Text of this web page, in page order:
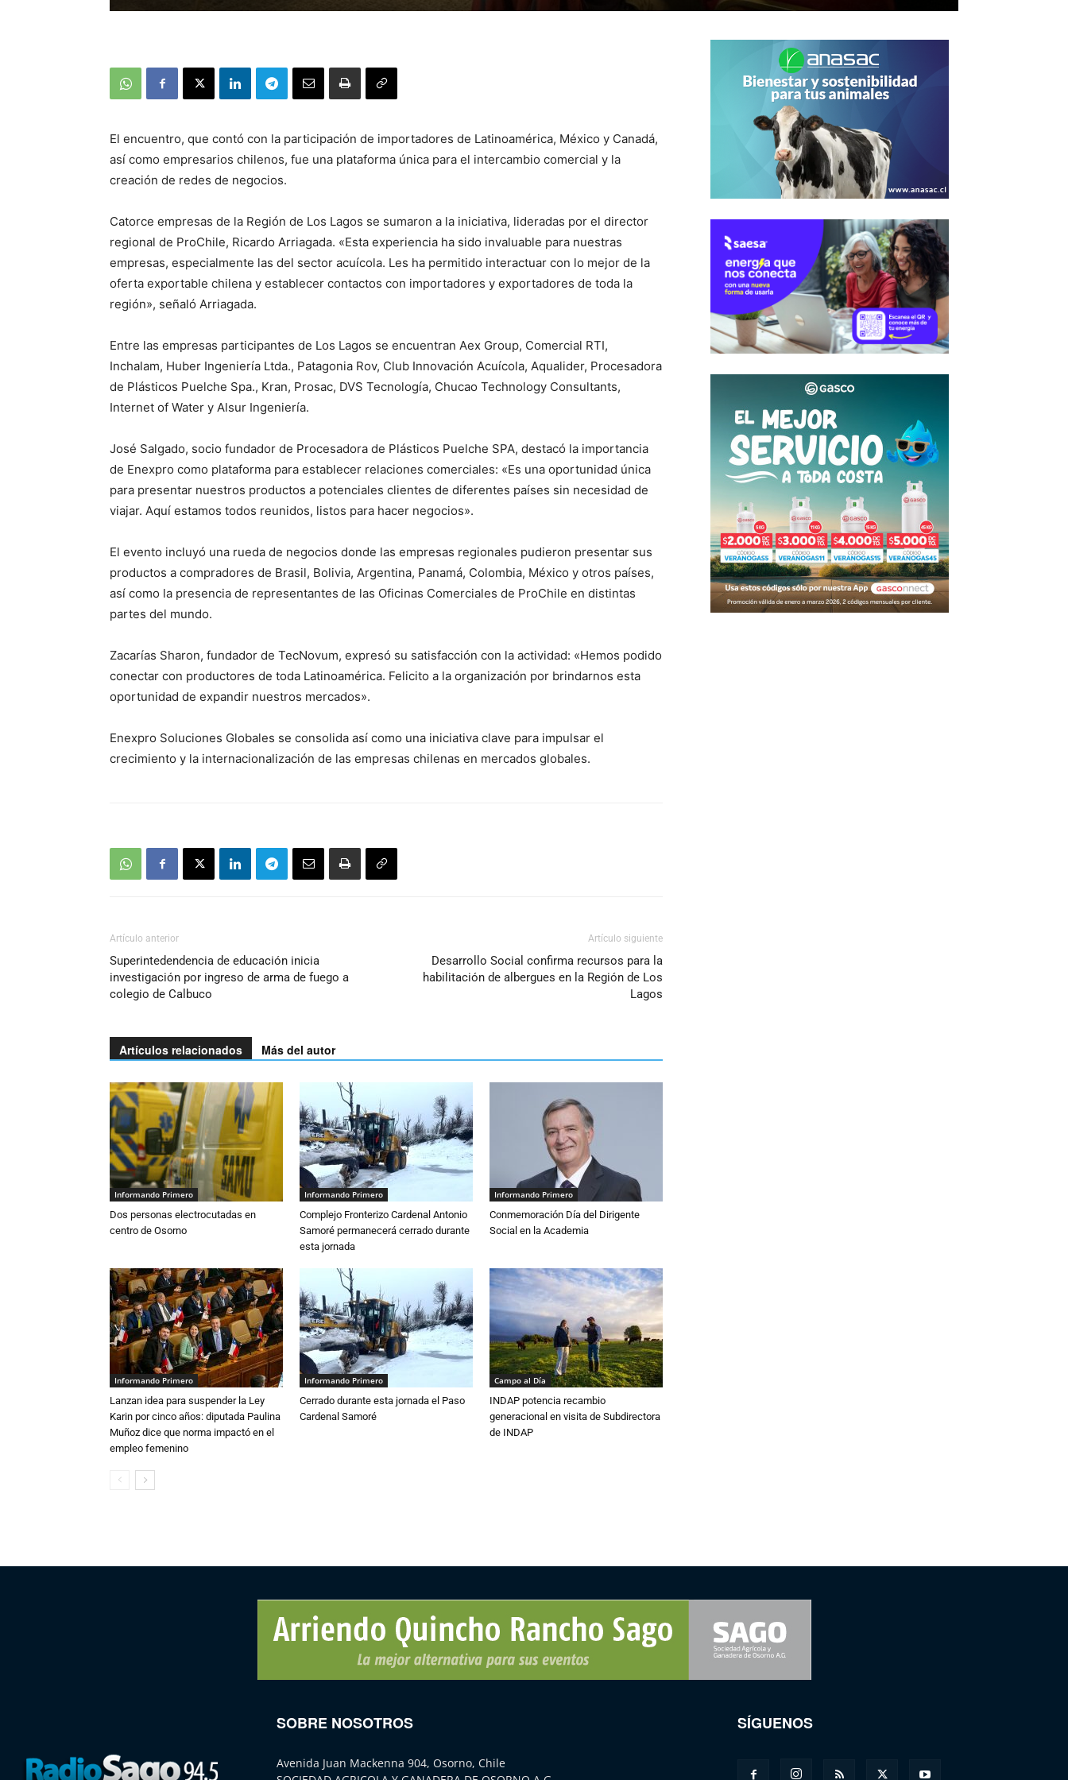
El encuentro, que contó con la participación de importadores de Latinoamérica, México y Canadá,
así como empresarios chilenos, fue una plataforma única para el intercambio comercial y la
creación de redes de negocios.
Catorce empresas de la Región de Los Lagos se sumaron a la iniciativa, lideradas por el director
regional de ProChile, Ricardo Arriagada. «Esta experiencia ha sido invaluable para nuestras
empresas, especialmente las del sector acuícola. Les ha permitido interactuar con lo mejor de la
oferta exportable chilena y establecer contactos con importadores y exportadores de toda la
región», señaló Arriagada.
Entre las empresas participantes de Los Lagos se encuentran Aex Group, Comercial RTI,
Inchalam, Huber Ingeniería Ltda., Patagonia Rov, Club Innovación Acuícola, Aqualider, Procesadora
de Plásticos Puelche Spa., Kran, Prosac, DVS Tecnología, Chucao Technology Consultants,
Internet of Water y Alsur Ingeniería.
José Salgado, socio fundador de Procesadora de Plásticos Puelche SPA, destacó la importancia
de Enexpro como plataforma para establecer relaciones comerciales: «Es una oportunidad única
para presentar nuestros productos a potenciales clientes de diferentes países sin necesidad de
viajar. Aquí estamos todos reunidos, listos para hacer negocios».
El evento incluyó una rueda de negocios donde las empresas regionales pudieron presentar sus
productos a compradores de Brasil, Bolivia, Argentina, Panamá, Colombia, México y otros países,
así como la presencia de representantes de las Oficinas Comerciales de ProChile en distintas
partes del mundo.
Zacarías Sharon, fundador de TecNovum, expresó su satisfacción con la actividad: «Hemos podido
conectar con productores de toda Latinoamérica. Felicito a la organización por brindarnos esta
oportunidad de expandir nuestros mercados».
Enexpro Soluciones Globales se consolida así como una iniciativa clave para impulsar el
crecimiento y la internacionalización de las empresas chilenas en mercados globales.
Artículo anterior
Superintedendencia de educación inicia
investigación por ingreso de arma de fuego a
colegio de Calbuco
Artículo siguiente
Desarrollo Social confirma recursos para la
habilitación de albergues en la Región de Los
Lagos
Artículos relacionados Más del autor
Informando Primero
Dos personas electrocutadas en
centro de Osorno
Informando Primero
Complejo Fronterizo Cardenal Antonio
Samoré permanecerá cerrado durante
esta jornada
Informando Primero
Conmemoración Día del Dirigente
Social en la Academia
Informando Primero
Lanzan idea para suspender la Ley
Karin por cinco años: diputada Paulina
Muñoz dice que norma impactó en el
empleo femenino
Informando Primero
Cerrado durante esta jornada el Paso
Cardenal Samoré
Campo al Día
INDAP potencia recambio
generacional en visita de Subdirectora
de INDAP
SOBRE NOSOTROS
Avenida Juan Mackenna 904, Osorno, Chile
SÍGUENOS